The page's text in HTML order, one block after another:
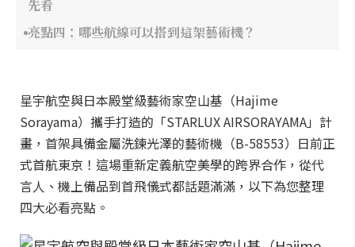
先看
亮點四：哪些航線可以搭到這架藝術機？
星宇航空與日本殿堂級藝術家空山基（Hajime
Sorayama）攜手打造的「STARLUX AIRSORAYAMA」計
畫，首架具備金屬洗鍊光澤的藝術機（B-58553）日前正
式首航東京！這場重新定義航空美學的跨界合作，從代
言人、機上備品到首飛儀式都話題滿滿，以下為您整理
四大必看亮點。